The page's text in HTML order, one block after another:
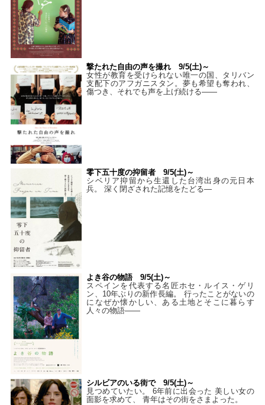
撃たれた自由の声を撮れ 9/5(土)～
女性が教育を受けられない唯一の国、タリバン
支配下のアフガニスタン。夢も希望も奪われ、
傷つき、それでも声を上げ続ける——
零下五十度の抑留者 9/5(土)～
シベリア抑留から生還した台湾出身の元日本
兵。 深く閉ざされた記憶をたどる—
よき谷の物語 9/5(土)～
スペインを代表する名匠ホセ・ルイス・ゲリ
ン、10年ぶりの新作長編。 行ったことがないの
になぜか懐かしい、ある土地とそこに暮らす
人々の物語――
シルビアのいる街で 9/5(土)～
見つめていたい。 6年前に出会った 美しい女の
面影を求めて、 青年はその街をさまよった。